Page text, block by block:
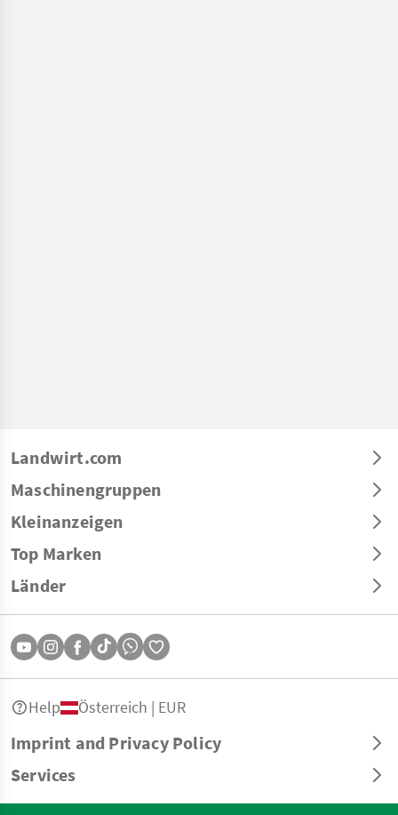
Landwirt.com
Maschinengruppen
Kleinanzeigen
Top Marken
Länder
Imprint and Privacy Policy
Services
Help Österreich | EUR